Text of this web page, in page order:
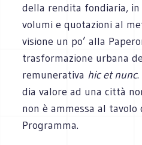
della rendita fondiaria, in
volumi e quotazioni al
visione un po’ alla
trasformazione urbana
remunerativa hic et nunc
dia valore ad una città
non è ammessa al tavolo
Programma.